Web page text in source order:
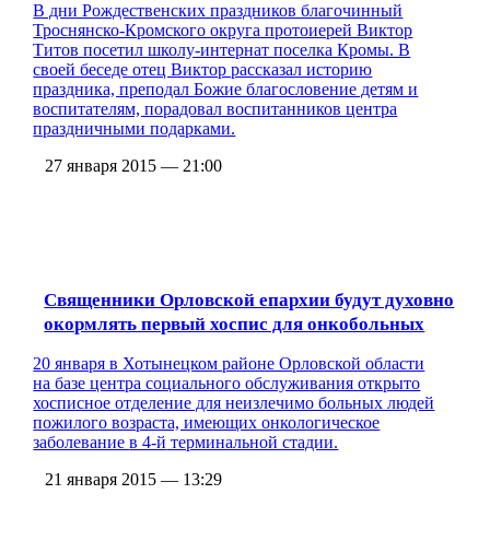
В дни Рождественских праздников благочинный
Троснянско-Кромского округа протоиерей Виктор
Титов посетил школу-интернат поселка Кромы. В
своей беседе отец Виктор рассказал историю
праздника, преподал Божие благословение детям и
воспитателям, порадовал воспитанников центра
праздничными подарками.
27 января 2015 — 21:00
Священники Орловской епархии будут духовно
окормлять первый хоспис для онкобольных
20 января в Хотынецком районе Орловской области
на базе центра социального обслуживания открыто
хосписное отделение для неизлечимо больных людей
пожилого возраста, имеющих онкологическое
заболеваниев 4-й терминальной стадии.
21 января 2015 — 13:29